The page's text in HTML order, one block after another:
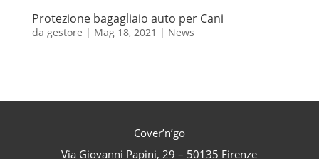
Protezione bagagliaio auto per Cani
da gestore | Mag 18, 2021 | News
Cover’n’go
Via Giovanni Papini, 29 – 50135 Firenze